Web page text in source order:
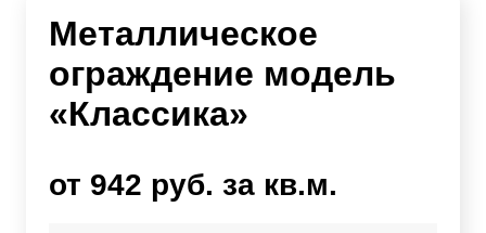
Металлическое
ограждение модель
«Классика»
от 942 руб. за кв.м.